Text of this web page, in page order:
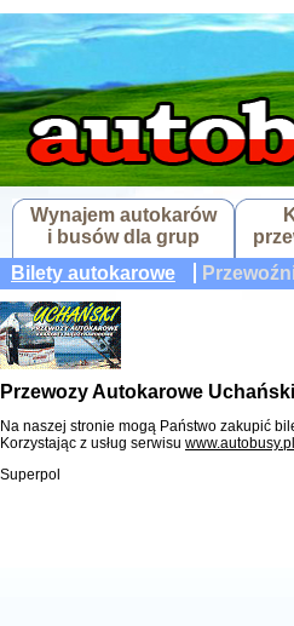
Wynajem autokarów
i busów dla grup
Bilety autokarowe
Przewozy Autokarowe Uchański
Na naszej stronie mogą Państwo zakupić
Korzystając z usług serwisu www.autobusy.pl
Superpol